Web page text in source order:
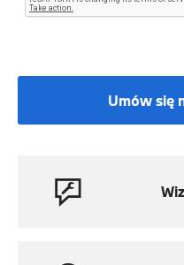
Umów się